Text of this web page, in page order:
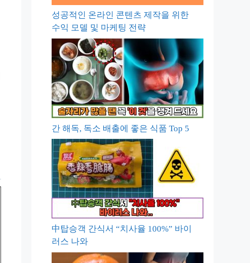
성공적인 온라인 콘텐츠 제작을 위한
수익 모델 및 마케팅 전략
간 해독, 독소 배출에 좋은 식품 Top 5
中탑승객 간식서 “치사율 100%” 바이
러스 나와